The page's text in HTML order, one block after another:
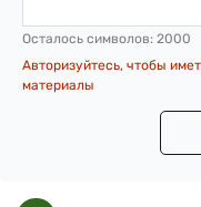
Осталось символов: 2000
Авторизуйтесь, чтобы
материалы